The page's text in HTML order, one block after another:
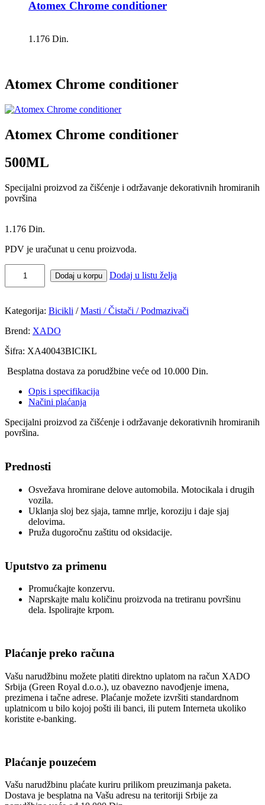
Atomex Chrome conditioner
1.176 Din.
Atomex Chrome conditioner
Atomex Chrome conditioner
500ML
Specijalni proizvod za čišćenje i održavanje dekorativnih hromiranih
površina
1.176 Din.
PDV je uračunat u cenu proizvoda.
Dodaj u korpu Dodaj u listu želja
Kategorija: Bicikli /Masti / Čistači / Podmazivači
Brend: XADO
Šifra: XA40043BICIKL
Besplatna dostava za porudžbine veće od 10.000 Din.
Opis i specifikacija
Načini plaćanja
Specijalni proizvod za čišćenje i održavanje dekorativnih hromiranih
površina.
Prednosti
Osvežava hromirane delove automobila. Motocikala i drugih
vozila.
Uklanja sloj bez sjaja, tamne mrlje, koroziju i daje sjaj
delovima.
Pruža dugoročnu zaštitu od oksidacije.
Uputstvo za primenu
Promućkajte konzervu.
Naprskajte malu količinu proizvoda na tretiranu površinu
dela. Ispolirajte krpom.
Plaćanje preko računa
Vašu narudžbinu možete platiti direktno uplatom na račun XADO
Srbija (Green Royal d.o.o.), uz obavezno navođjenje imena,
prezimena i tačne adrese. Plaćanje možete izvršiti standardnom
uplatnicom u bilo kojoj pošti ili banci, ili putem Interneta ukoliko
koristite e-banking.
Plaćanje pouzećem
Vašu narudžbinu plaćate kuriru prilikom preuzimanja paketa.
Dostava je besplatna na Vašu adresu na teritoriji Srbije za